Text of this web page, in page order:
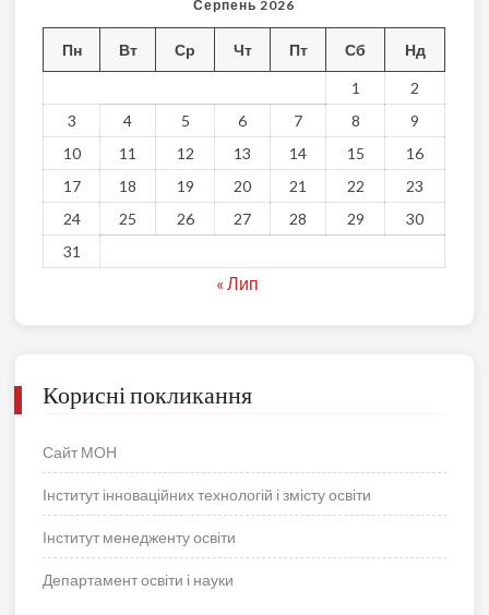
Серпень 2026
Пн Вт Ср Чт Пт Сб Нд
1
2
3
4 5 6 7 8
9
10
11 12 13 14 15
16
17
18 19 20 21 22
23
24
25 26 27 28 29
30
31
« Лип
Корисні покликання
Сайт МОН
Інститут інноваційних технологій і змісту освіти
Інститут менедженту освіти
Департамент освіти і науки